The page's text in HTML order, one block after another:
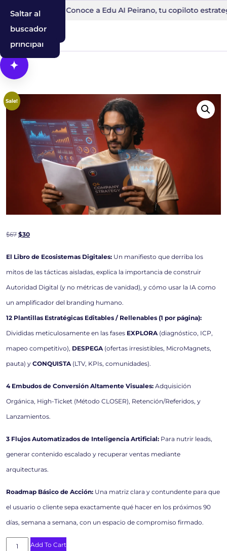
Saltar al
contenido
principal
Saltar a la
navegación
Saltar al
buscador
30 minutos Conoce a Edu AI Peirano, tu copiloto
Abrir Cosmos, el asistente con IA
Sale!
$67 $30
El Libro de Ecosistemas Digitales: Un manifiesto que derriba los
mitos de las tácticas aisladas, explica la importancia de construir
Autoridad Digital (y no métricas de vanidad), y cómo usar la IA como
un amplificador del branding humano.
12 Plantillas Estratégicas Editables / Rellenables (1 por página):
Divididas meticulosamente en las fases EXPLORA (diagnóstico, ICP,
mapeo competitivo), DESPEGA (ofertas irresistibles, MicroMagnets,
pauta) y CONQUISTA (LTV, KPIs, comunidades).
4 Embudos de Conversión Altamente Visuales: Adquisición
Orgánica, High-Ticket (Método CLOSER), Retención/Referidos, y
Lanzamientos.
3 Flujos Automatizados de Inteligencia Artificial: Para nutrir leads,
generar contenido escalado y recuperar ventas mediante
arquitecturas.
Roadmap Básico de Acción: Una matriz clara y contundente para que
el usuario o cliente sepa exactamente qué hacer en los próximos 90
días, semana a semana, con un espacio de compromiso firmado.
Add To Cart